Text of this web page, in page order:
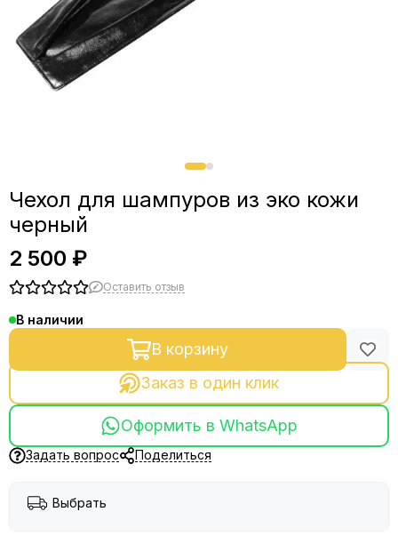
Чехол для шампуров из эко кожи
черный
2 500 ₽
Оставить отзыв
В наличии
В корзину
Заказ в один клик
Оформить в WhatsApp
Задать вопрос Поделиться
Выбрать